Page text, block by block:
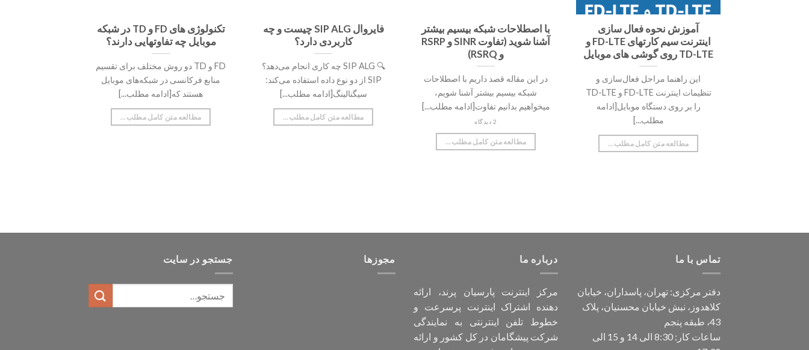
آموزش نحوه فعال سازی
اینترنت سیم کارتهای FD-LTE و
TD-LTE روی گوشی های موبایل
این راهنما مراحل فعال‌سازی و
تنظیمات اینترنت FD-LTE و TD-LTE
را بر روی دستگاه موبایل[ادامه
مطلب...]
مطالعه متن کامل مطلب...
با اصطلاحات شبکه بیسیم بیشتر
آشنا شوید (تفاوت SINR و RSRP
و RSRQ)
در این مقاله قصد داریم با اصطلاحات
شبکه بیسیم بیشتر آشنا شویم،
میخواهیم بدانیم تفاوت[ادامه مطلب...]
2 دیدگاه
مطالعه متن کامل مطلب...
فایروال SIP ALG چیست و چه
کاربردی دارد؟
🔍 SIP ALG چه کاری انجام می‌دهد؟
SIP از دو نوع داده استفاده می‌کند:
سیگنالینگ[ادامه مطلب...]
مطالعه متن کامل مطلب...
تکنولوژی های FD و TD در شبکه
موبایل چه تفاوتهایی دارند؟
FD و TD دو روش مختلف برای تقسیم
منابع فرکانسی در شبکه‌های موبایل
هستند که[ادامه مطلب...]
مطالعه متن کامل مطلب...
تماس با ما
دفتر مرکزی: تهران، پاسداران، خیابان
کلاهدوز، نبش خیابان محسنیان، پلاک
43، طبقه پنجم
ساعات کار: 8:30 الی 14 و 15 الی
درباره ما
مرکز اینترنت پارسیان پرند، ارائه
دهنده اشتراک اینترنت پرسرعت و
خطوط تلفن اینترنتی به نمایندگی
شرکت پیشگامان در کل کشور و ارائه
مجوزها جستجو در سایت